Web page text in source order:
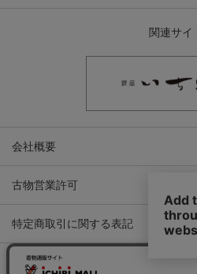
関連サイ
会社概要
古物営業許可
特定商取引に関する表記
プライバシーポリシー